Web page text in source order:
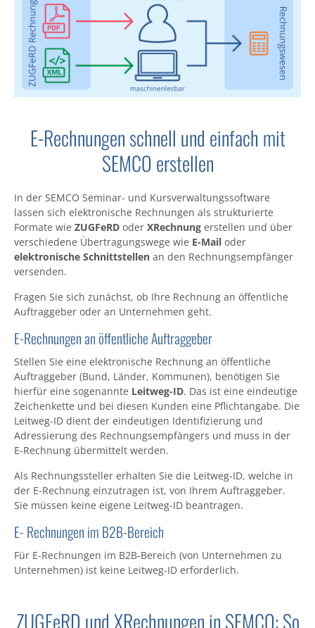
E-Rechnungen schnell und einfach mit
SEMCO erstellen
In der SEMCO Seminar- und Kursverwaltungssoftware
lassen sich elektronische Rechnungen als strukturierte
Formate wie ZUGFeRD oder XRechnung erstellen und über
verschiedene Übertragungswege wie E-Mail oder
elektronische Schnittstellen an den Rechnungsempfänger
versenden.
Fragen Sie sich zunächst, ob Ihre Rechnung an öffentliche
Auftraggeber oder an Unternehmen geht.
E-Rechnungen an öffentliche Auftraggeber
Stellen Sie eine elektronische Rechnung an öffentliche
Auftraggeber (Bund, Länder, Kommunen), benötigen Sie
hierfür eine sogenannte Leitweg-ID. Das ist eine eindeutige
Zeichenkette und bei diesen Kunden eine Pflichtangabe. Die
Leitweg-ID dient der eindeutigen Identifizierung und
Adressierung des Rechnungsempfängers und muss in der
E-Rechnung übermittelt werden.
Als Rechnungssteller erhalten Sie die Leitweg-ID, welche in
der E-Rechnung einzutragen ist, von Ihrem Auftraggeber.
Sie müssen keine eigene Leitweg-ID beantragen.
E- Rechnungen im B2B-Bereich
Für E-Rechnungen im B2B-Bereich (von Unternehmen zu
Unternehmen) ist keine Leitweg-ID erforderlich.
ZUGFeRD und XRechnungen in SEMCO: So